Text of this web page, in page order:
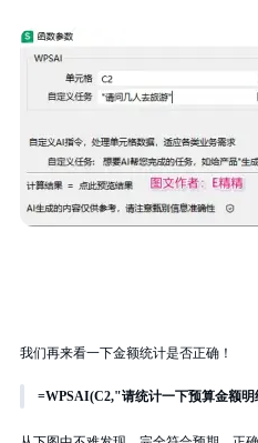
我们再来看一下金额统计是否正确！
=WPSAI(C2,"请统计一下预算金额